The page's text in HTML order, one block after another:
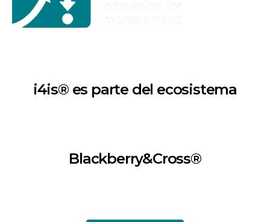
i4is® es parte del ecosistema
Blackberry&Cross®